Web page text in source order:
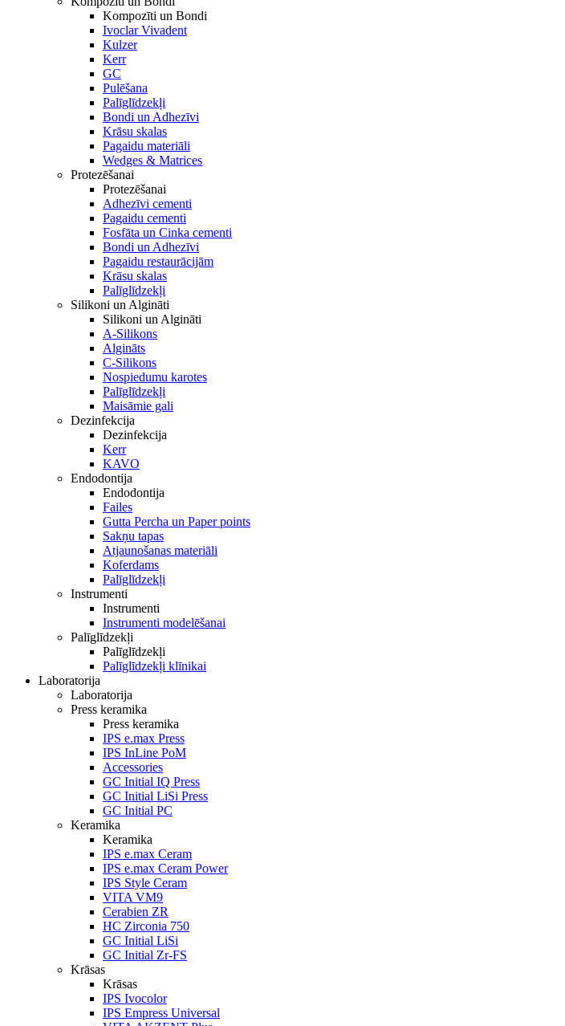
Kompozīti un Bondi
Ivoclar Vivadent
Kulzer
Kerr
GC
Pulēšana
Palīglīdzekļi
Bondi un Adhezīvi
Krāsu skalas
Pagaidu materiāli
Wedges & Matrices
Protezēšanai
Protezēšanai
Adhezīvi cementi
Pagaidu cementi
Fosfāta un Cinka cementi
Bondi un Adhezīvi
Pagaidu restaurācijām
Krāsu skalas
Palīglīdzekļi
Silikoni un Algināti
Silikoni un Algināti
A-Silikons
Algināts
C-Silikons
Nospiedumu karotes
Palīglīdzekļi
Maisāmie gali
Dezinfekcija
Dezinfekcija
Kerr
KAVO
Endodontija
Endodontija
Failes
Gutta Percha un Paper points
Sakņu tapas
Atjaunošanas materiāli
Koferdams
Palīglīdzekļi
Instrumenti
Instrumenti
Instrumenti modelēšanai
Palīglīdzekļi
Palīglīdzekļi
Palīglīdzekļi klīnikai
Laboratorija
Laboratorija
Press keramika
Press keramika
IPS e.max Press
IPS InLine PoM
Accessories
GC Initial IQ Press
GC Initial LiSi Press
GC Initial PC
Keramika
Keramika
IPS e.max Ceram
IPS e.max Ceram Power
IPS Style Ceram
VITA VM9
Cerabien ZR
HC Zirconia 750
GC Initial LiSi
GC Initial Zr-FS
Krāsas
Krāsas
IPS Ivocolor
IPS Empress Universal